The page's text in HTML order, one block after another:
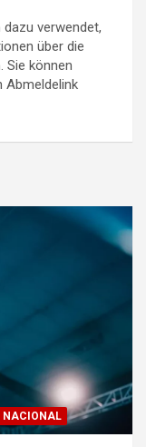
verwendet,
über die
Sie können
Abmeldelink
NACIONAL